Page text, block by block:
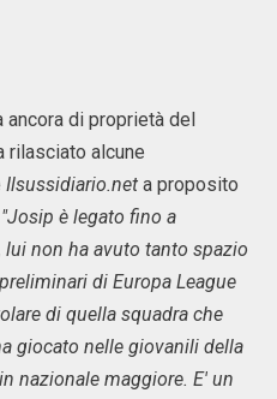
di proprietà del
rilasciato alcune
Ilsussidiario.net a proposito
"Josip è legato fino a
non ha avuto tanto spazio
di Europa League
di quella squadra che
giocato nelle giovanili della
nazionale maggiore. E' un